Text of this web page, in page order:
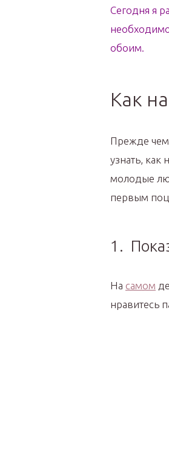
Сегодня я
обоим.
Как
Прежде чем
узнать, как
молодые
первым
1.
На самом
нравитесь